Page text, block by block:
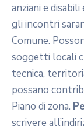
anziani e
gli incontri
Comune.
soggetti locali
tecnica,
possano
Piano di zona.
scrivere